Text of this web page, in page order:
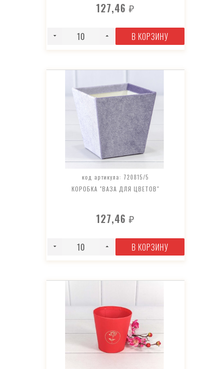
127,46₽
В КОРЗИНУ
код артикула: 720815/5
КОРОБКА "ВАЗА ДЛЯ ЦВЕТОВ"
127,46₽
В КОРЗИНУ